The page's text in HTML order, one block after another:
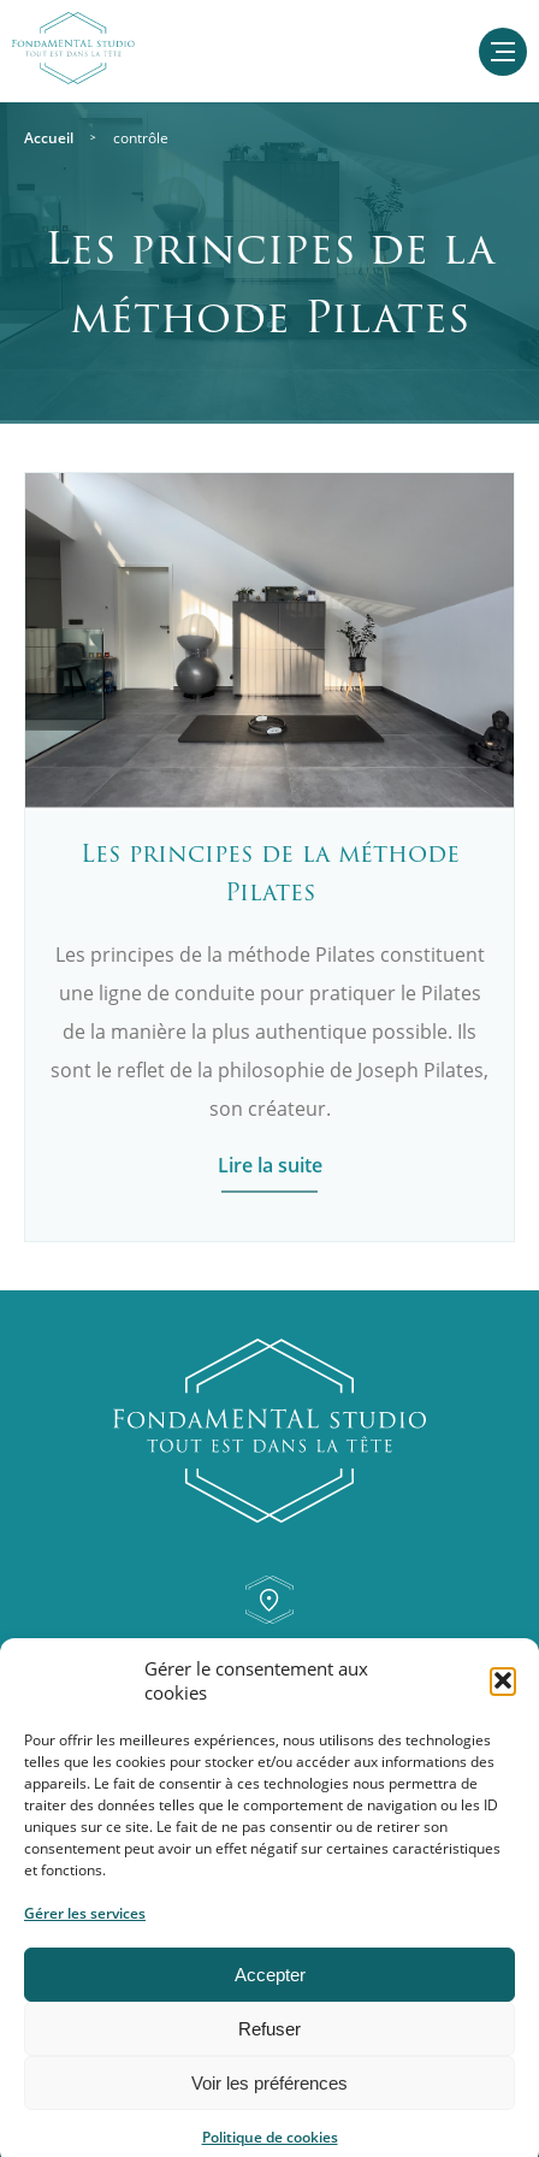
Gérer le consentement aux
cookies
Pour offrir les meilleures expériences, nous utilisons des technologies
telles que les cookies pour stocker et/ou accéder aux informations des
appareils. Le fait de consentir à ces technologies nous permettra de
traiter des données telles que le comportement de navigation ou les ID
uniques sur ce site. Le fait de ne pas consentir ou de retirer son
consentement peut avoir un effet négatif sur certaines caractéristiques
et fonctions.
Gérer les services
Accepter
Refuser
Voir les préférences
Politique de cookies
Accueil contrôle
Les principes de la
méthode Pilates
Les principes de la méthode
Pilates
Les principes de la méthode Pilates constituent
une ligne de conduite pour pratiquer le Pilates
de la manière la plus authentique possible. Ils
sont le reflet de la philosophie de Joseph Pilates,
son créateur.
Lire la suite
6250 Aiseau-Presles
nancy@fondamentalstudio.be
0472/40.35.74
Copyright ©2026 FondaMENTAL Studio
Conditions générales
Politique de cookies